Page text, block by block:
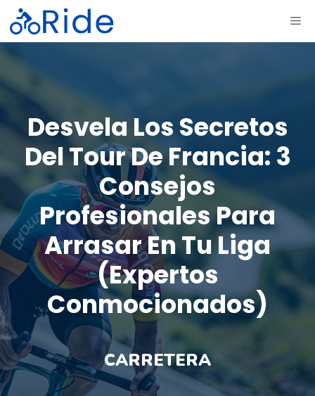
Saltar
contenido
Desvela Los Secretos
Del Tour De Francia: 3
Consejos
Profesionales Para
Arrasar En Tu Liga
(expertos
Conmocionados)
CARRETERA